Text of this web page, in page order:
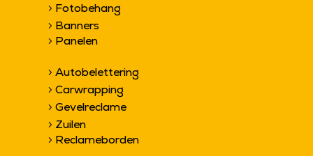
5 Fotobehang
5 Banners
5 Panelen
5 Autobelettering
5 Carwrapping
5 Gevelreclame
5 Zuilen
5 Reclameborden